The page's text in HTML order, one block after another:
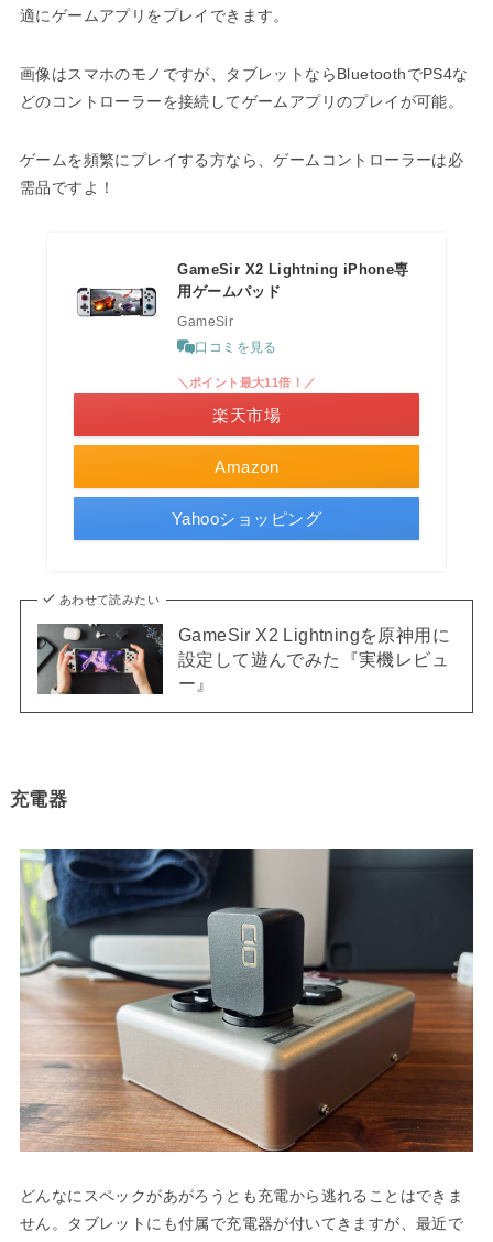
適にゲームアプリをプレイできます。
画像はスマホのモノですが、タブレットならBluetoothでPS4な
どのコントローラーを接続してゲームアプリのプレイが可能。
ゲームを頻繁にプレイする方なら、ゲームコントローラーは必
需品ですよ！
GameSir X2 Lightning iPhone専
用ゲームパッド
GameSir
口コミを見る
Amazon
＼ポイント最大11倍！／
楽天市場
Yahooショッピング
あわせて読みたい
GameSir X2 Lightningを原神用に
設定して遊んでみた『実機レビュ
ー』
充電器
どんなにスペックがあがろうとも充電から逃れることはできま
せん。タブレットにも付属で充電器が付いてきますが、最近で